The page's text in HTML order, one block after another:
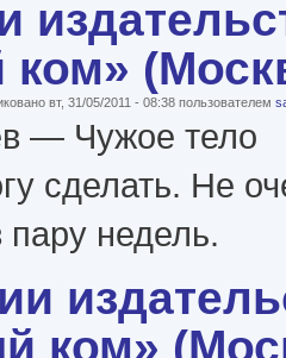
вт, 31/05/2011 - 08:38 пользователем
— Чужое тело
сделать. Не
недель.
ком»